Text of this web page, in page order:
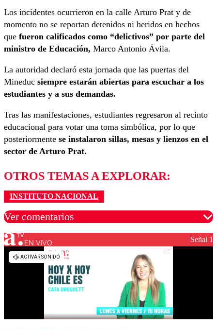
Los incidentes ocurrieron en la calle Arturo Prat y de
momento no se reportan detenidos ni heridos en hechos
que fueron calificados como “delictivos” por parte del
ministro de Educación, Marco Antonio Ávila.
La autoridad declaró esta jornada que las puertas del
Mineduc siempre estarán abiertas para escuchar a los
estudiantes y a sus demandas.
Tras las manifestaciones, estudiantes regresaron al recinto
educacional para votar una toma simbólica, por lo que
posteriormente se instalaron sillas, mesas y lienzos en el
sector de Arturo Prat.
OTROS TEMAS A EXPLORAR:
INSTITUTO NACIONAL
Ver comentarios
Los comentarios son moderados para garantizar un
diálogo respetuoso.
EN VIVO Señal 1